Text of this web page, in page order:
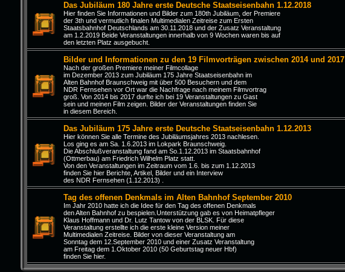
Das Jubiläum 180 Jahre erste Deutsche Staatseisenbahn 1.12.2018
Hier finden Sie Informationen und Bilder zum 180th Jubiläum, der Premiere
der 3th und vermutlich finalen Multimedialen Zeitreise zum Ersten
Staatsbahnhof Deutschlands am 30.11.2018 und der Zusatz Veranstaltung
am 1.2.2019 Beide Veranstaltungen innerhalb von 9 Wochen waren bis auf
den letzten Platz ausgebucht.
Bilder und Informationen zu den 19 Filmvorträgen zwischen 2014 und 2017
Nach der großen Premiere meiner Filmcollage
im Dezember 2013 zum Jubiläum 175 Jahre Staatseisenbahn im
Alten Bahnhof Braunschweig mit über 500 Besuchern und dem
NDR Fernsehen vor Ort war die Nachfrage nach meinem Filmvortrag
groß. Von 2014 bis 2017 durfte ich bei 19 Veranstaltungen zu Gast
sein und meinen Film zeigen. Bilder der Veranstaltungen finden Sie
in diesem Bereich.
Das Jubiläum 175 Jahre erste Deutsche Staatseisenbahn 1.12.2013
Hier können Sie alle Termine des Jubiläumsjahres 2013 nachlesen.
Los ging es am Sa. 1.6.2013 im Lokpark Braunschweig.
Die Abschlußveranstaltung fand am So.1.12.2013 im Staatsbahnhof
(Ottmerbau) am Friedrich Wilhelm Platz statt.
Von den Veranstaltungen im Zeitraum vom 1.6. bis zum 1.12.2013
finden Sie hier Berichte, Artikel, Bilder und ein Interview
des NDR Fernsehen (1.12.2013) .
Tag des offenen Denkmals im Alten Bahnhof September 2010
Im Jahr 2010 hatte ich die Idee für den Tag des offenen Denkmals
den Alten Bahnhof zu bespielen.Unterstützung gab es von Heimatpfleger
Klaus Hoffmann und Dr. Lutz Tantow von der BLSK. Für diese
Veranstaltung erstellte ich die erste kleine Version meiner
Multimedialen Zeitreise. Bilder von dieser Veranstaltung am
Sonntag dem 12.September 2010 und einer Zusatz Veranstaltung
am Freitag dem 1.Oktober 2010 (50 Geburtstag neuer Hbf)
finden Sie hier.